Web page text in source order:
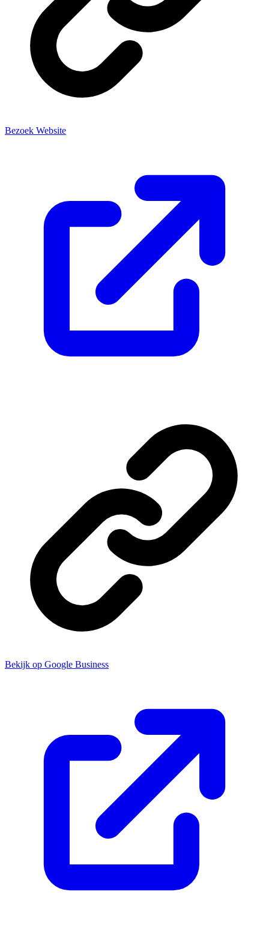
Bezoek Website
Bekijk op Google Business